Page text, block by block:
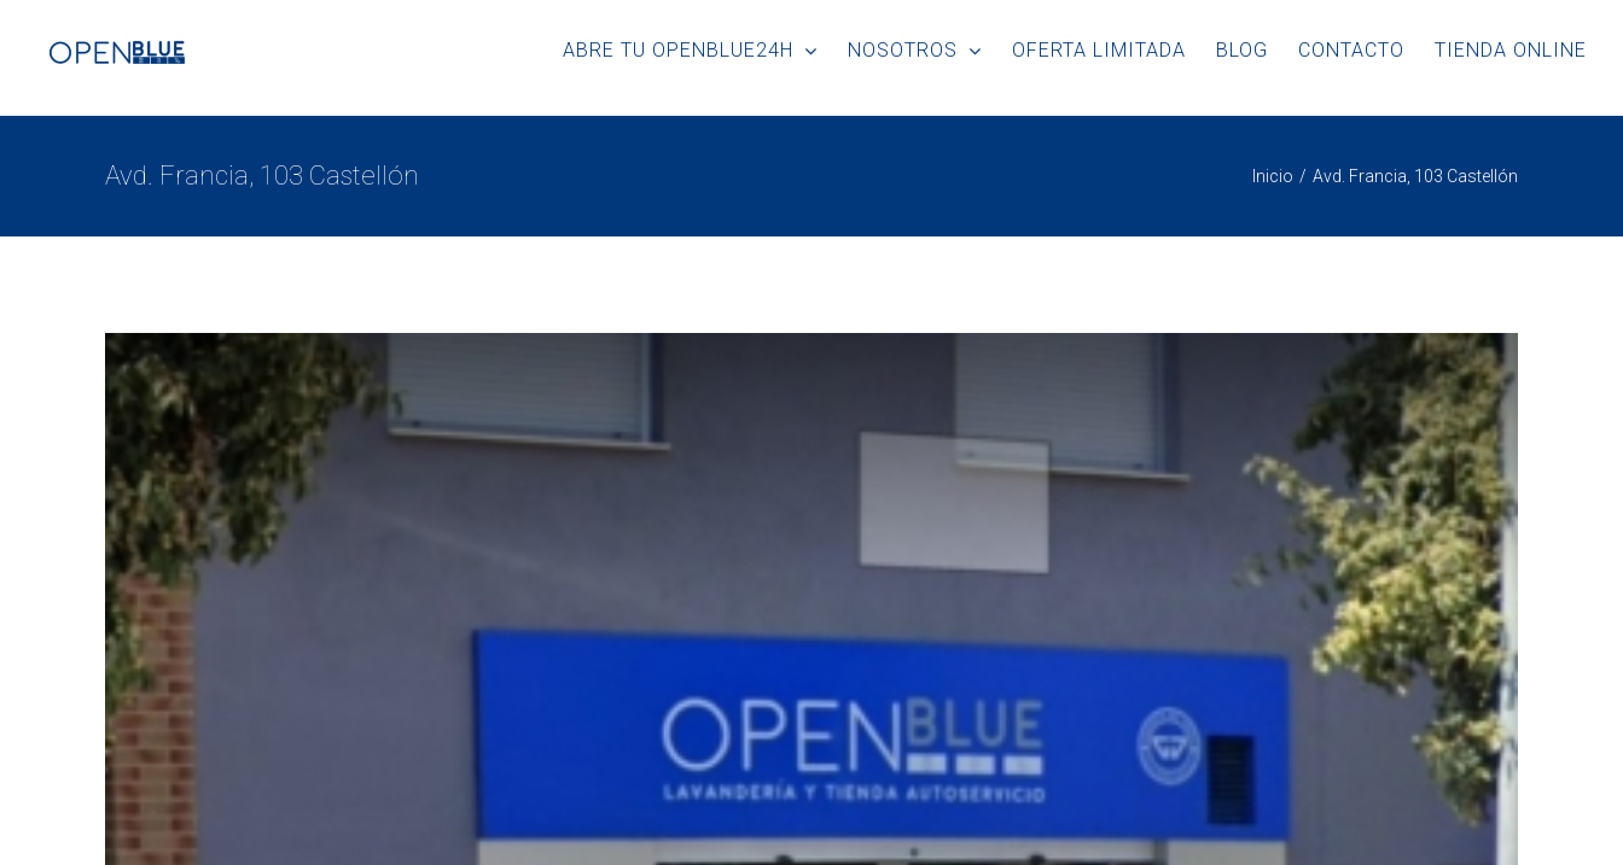
ABRE TU OPENBLUE24H NOSOTROS OFERTA LIMITADA BLOG CONTACTO TIENDA ONLINE
Avd. Francia, 103 Castellón Inicio Avd. Francia, 103 Castellón